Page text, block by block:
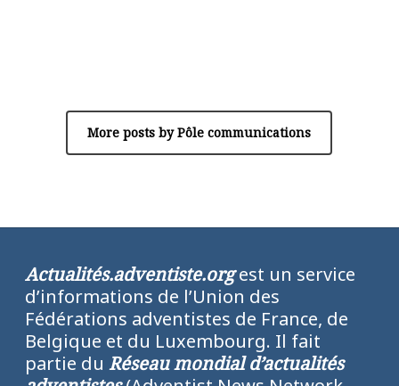
More posts by Pôle communications
Actualités.adventiste.orgest un service
d’informations de l’Union des
Fédérations adventistes de France, de
Belgique et du Luxembourg. Il fait
partie du Réseau mondial d’actualités